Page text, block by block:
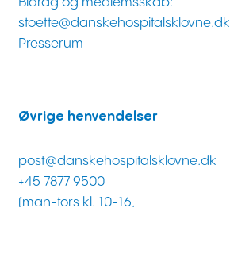
stoette@danskehospitalsklovne.dk
Presserum
Øvrige henvendelser
post@danskehospitalsklovne.dk
+45 7877 9500
(man-tors kl. 10-16,